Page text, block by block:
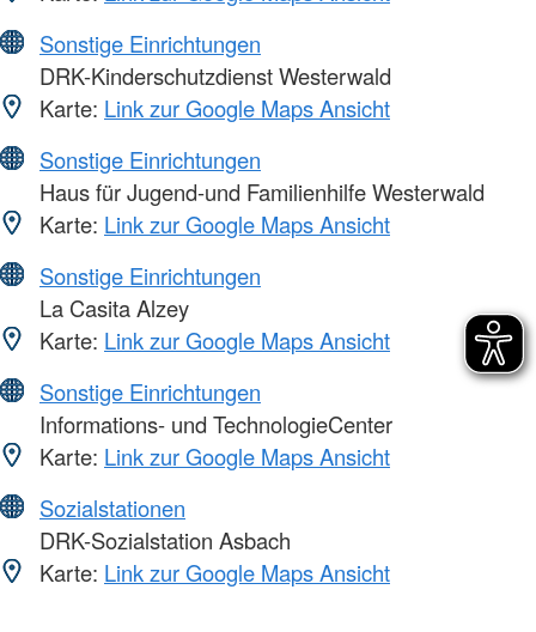
Sonstige Einrichtungen
DRK-Kinderschutzdienst Westerwald
Karte: Link zur Google Maps Ansicht
Sonstige Einrichtungen
Haus für Jugend-und Familienhilfe Westerwald
Karte: Link zur Google Maps Ansicht
Sonstige Einrichtungen
La Casita Alzey
Karte: Link zur Google Maps Ansicht
Sonstige Einrichtungen
Informations- und TechnologieCenter
Karte: Link zur Google Maps Ansicht
Sozialstationen
DRK-Sozialstation Asbach
Karte: Link zur Google Maps Ansicht